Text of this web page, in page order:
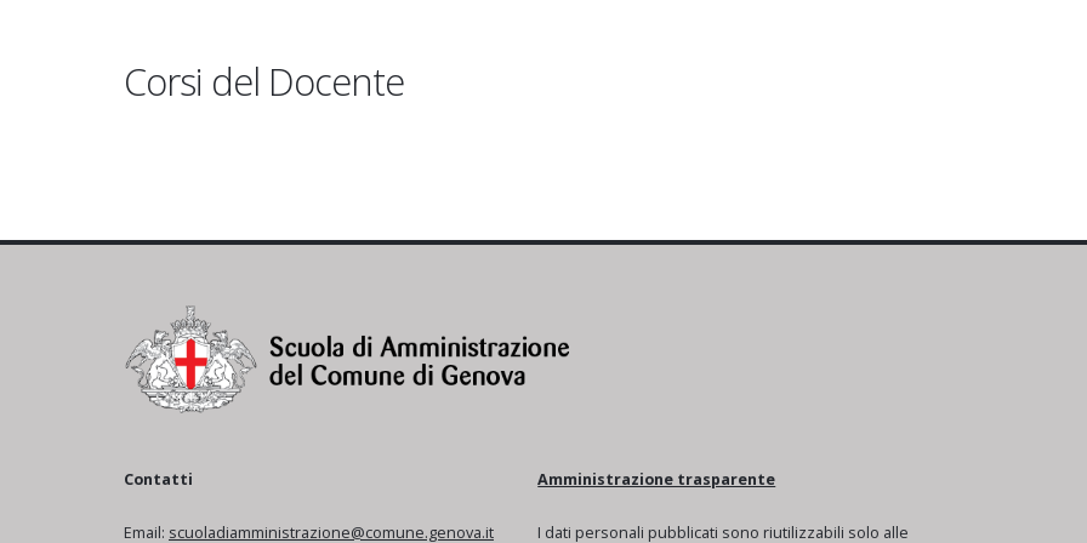
Corsi del Docente
Contatti
Email: scuoladiamministrazione@comune.genova.it
Amministrazione trasparente
I dati personali pubblicati sono riutilizzabili solo alle